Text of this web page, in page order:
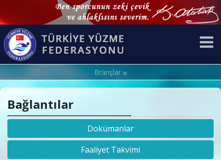
Branşlar
Bağlantılar
Dokümanlar
Faaliyet Takvimi